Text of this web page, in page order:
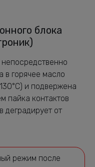
блока
в горячее масло
и подвержена
пайка контактов
деградирует от
режим после